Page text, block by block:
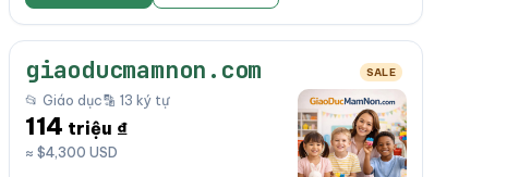
giaoducmamnon.com SALE
📂 Giáo dục🔡 13 ký tự
114 triệu ₫
≈ $4,300 USD